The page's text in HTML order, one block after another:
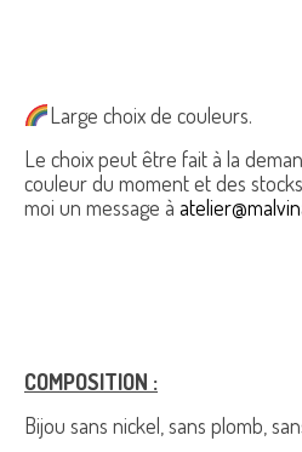
Large choix de couleurs.
Le choix peut être fait à la
couleur du moment et des stocks
moi un message à
COMPOSITION :
Bijou sans nickel, sans plomb,